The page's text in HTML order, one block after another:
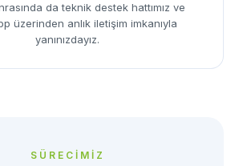
da teknik destek hattımız ve
üzerinden anlık iletişim imkanıyla
yanınızdayız.
SÜRECİMİZ